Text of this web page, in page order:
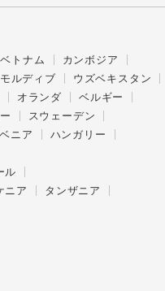
ベトナム
カンボジア
モルディブ
ウズベキスタン
オランダ
ベルギー
スウェーデン
ニア
ハンガリー
ル
ニア
タンザニア